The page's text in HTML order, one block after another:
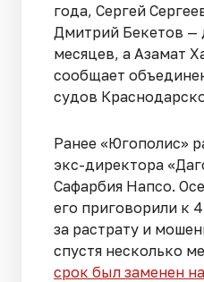
года, Сергей
Дмитрий Бекетов —
месяцев, а Азамат
сообщает
судов
Ранее «Югополис»
экс-директора
Сафарбия Напсо.
его приговорили к
за растрату и
спустя несколько
срок был заменен